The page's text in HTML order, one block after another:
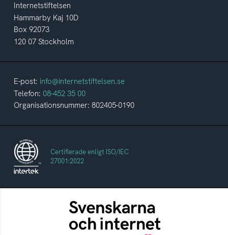
Internetstiftelsen
Hammarby Kaj 10D
Box 92073
120 07 Stockholm
E-post: info@internetstiftelsen.se
Telefon: 08-452 35 00
Organisationsnummer: 802405-0190
Certifierade enligt ISO/IEC
27001:2022
Svenskarna och internet
En årlig studie av svenska folkets
internetvanor